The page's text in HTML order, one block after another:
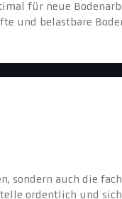
für neue
und belastbare
sondern auch die
ordentlich und